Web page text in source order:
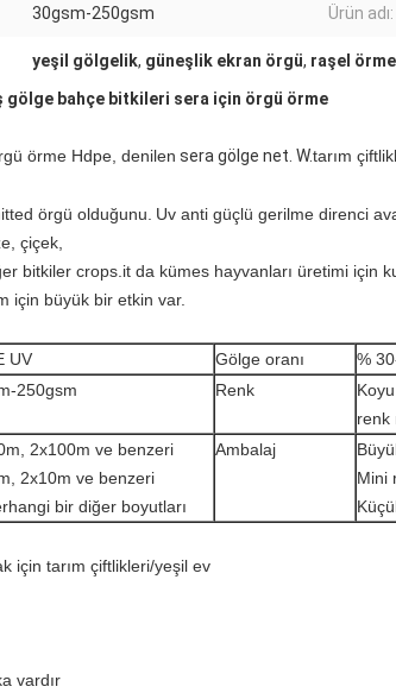
30gsm-250gsm Ürün adı:
yeşil gölgelik, güneşlik ekran örgü, raşel
gölge bahçe bitkileri sera için örgü örme
örme Hdpe, denilen sera gölge net. W.tarım
örgü olduğunu. Uv anti güçlü gerilme direnci
çiçek,
bitkiler crops.it da kümes hayvanları üretimi için
için büyük bir etkin var.
UV Gölge oranı
%
250gsm Renk
renk
2x100m ve benzeri
2x10m ve benzeri
bir diğer boyutları
Ambalaj
Mini
için tarım çiftlikleri/yeşil ev
vardır